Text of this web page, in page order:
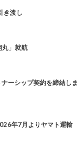
き渡し
丸」就航
ーシップ契約を締結しま
年7月よりヤマト運輸